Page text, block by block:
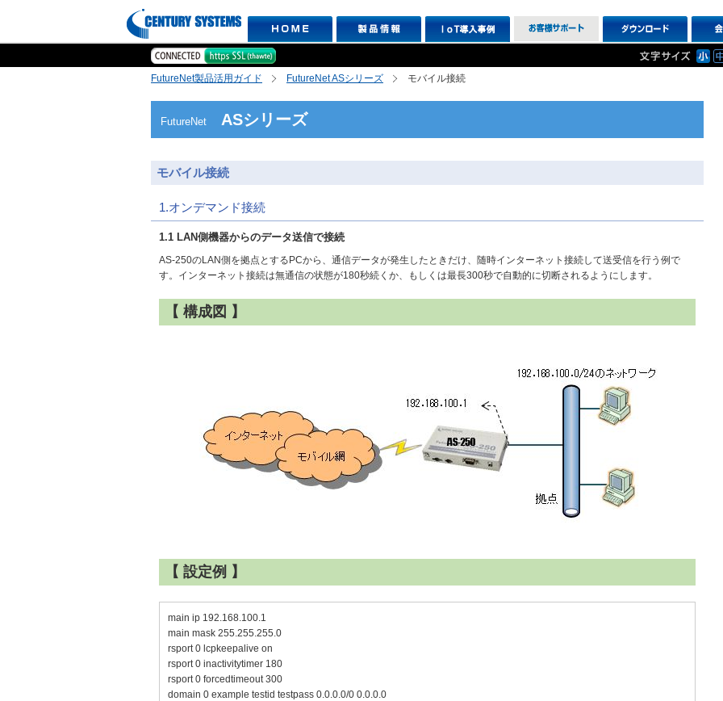
FutureNet製品活用ガイド FutureNet ASシリーズ モバイル接続
FutureNet ASシリーズ
モバイル接続
1.オンデマンド接続
1.1 LAN側機器からのデータ送信で接続
AS-250のLAN側を拠点とするPCから、通信データが発生したときだけ、随時インターネット接続して送受信を行う例で
す。インターネット接続は無通信の状態が180秒続くか、もしくは最長300秒で自動的に切断されるようにします。
【 構成図 】
【 設定例 】
main ip 192.168.100.1
main mask 255.255.255.0
rsport 0 lcpkeepalive on
rsport 0 inactivitytimer 180
rsport 0 forcedtimeout 300
domain 0 example testid testpass 0.0.0.0/0 0.0.0.0